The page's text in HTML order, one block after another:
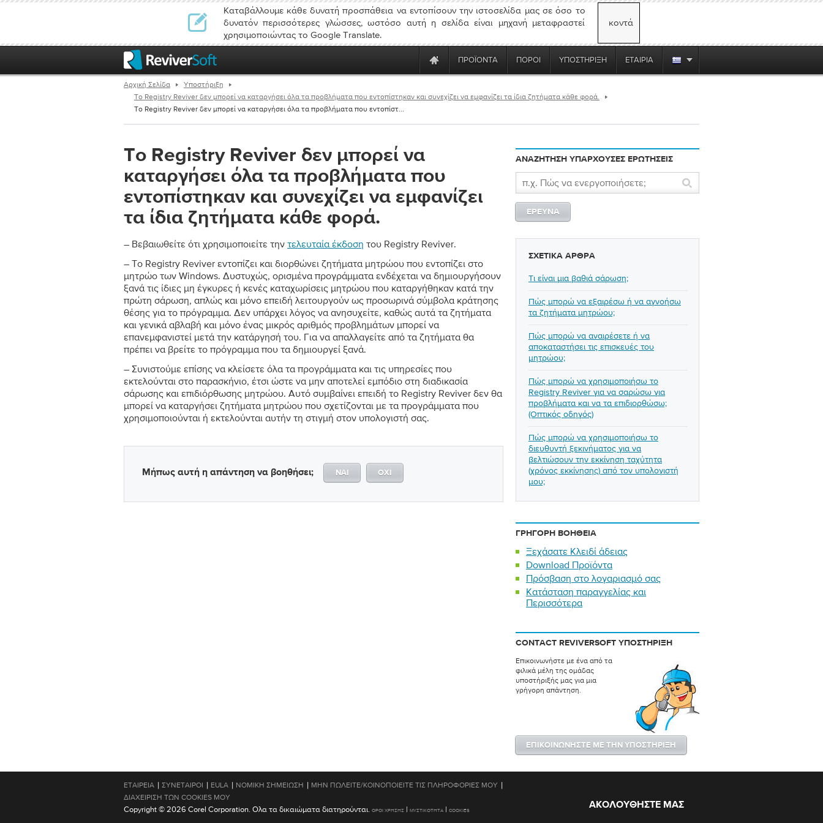
Καταβάλλουμε κάθε δυνατή προσπάθεια να εντοπίσουν την ιστοσελίδα μας σε όσο το
δυνατόν περισσότερες γλώσσες, ωστόσο αυτή η σελίδα είναι μηχανή μεταφραστεί
χρησιμοποιώντας το Google Translate.
κοντά
ΠΡΟΪΌΝΤΑ ΠΌΡΟΙ ΥΠΟΣΤΉΡΙΞΗ ΕΤΑΙΡΊΑ
Αρχική Σελίδα
Υποστήριξη
Το Registry Reviver δεν μπορεί να καταργήσει όλα τα προβλήματα που εντοπίστηκαν και συνεχίζει να εμφανίζει τα ίδια ζητήματα κάθε φορά.
Το Registry Reviver δεν μπορεί να καταργήσει όλα τα προβλήματα που εντοπίστ...
Το Registry Reviver δεν μπορεί να
καταργήσει όλα τα προβλήματα που
εντοπίστηκαν και συνεχίζει να εμφανίζει
τα ίδια ζητήματα κάθε φορά.
– Βεβαιωθείτε ότι χρησιμοποιείτε την τελευταία έκδοση του Registry Reviver.
– Το Registry Reviver εντοπίζει και διορθώνει ζητήματα μητρώου που εντοπίζει στο
μητρώο των Windows. Δυστυχώς, ορισμένα προγράμματα ενδέχεται να δημιουργήσουν
ξανά τις ίδιες μη έγκυρες ή κενές καταχωρίσεις μητρώου που καταργήθηκαν κατά την
πρώτη σάρωση, απλώς και μόνο επειδή λειτουργούν ως προσωρινά σύμβολα κράτησης
θέσης για το πρόγραμμα. Δεν υπάρχει λόγος να ανησυχείτε, καθώς αυτά τα ζητήματα
και γενικά αβλαβή και μόνο ένας μικρός αριθμός προβλημάτων μπορεί να
επανεμφανιστεί μετά την κατάργησή του. Για να απαλλαγείτε από τα ζητήματα θα
πρέπει να βρείτε το πρόγραμμα που τα δημιουργεί ξανά.
– Συνιστούμε επίσης να κλείσετε όλα τα προγράμματα και τις υπηρεσίες που
εκτελούνται στο παρασκήνιο, έτσι ώστε να μην αποτελεί εμπόδιο στη διαδικασία
σάρωσης και επιδιόρθωσης μητρώου. Αυτό συμβαίνει επειδή το Registry Reviver δεν θα
μπορεί να καταργήσει ζητήματα μητρώου που σχετίζονται με τα προγράμματα που
χρησιμοποιούνται ή εκτελούνται αυτήν τη στιγμή στον υπολογιστή σας.
Μήπως αυτή η απάντηση να βοηθήσει; ΝΑΊ ΌΧΙ
ΑΝΑΖΉΤΗΣΗ ΥΠΆΡΧΟΥΣΕΣ ΕΡΩΤΉΣΕΙΣ
ΣΧΕΤΙΚΆ ΆΡΘΡΑ
Τι είναι μια βαθιά σάρωση;
Πώς μπορώ να εξαιρέσω ή να αγνοήσω
τα ζητήματα μητρώου;
Πώς μπορώ να αναιρέσετε ή να
αποκαταστήσει τις επισκευές του
μητρώου;
Πώς μπορώ να χρησιμοποιήσω το
Registry Reviver για να σαρώσω για
προβλήματα και να τα επιδιορθώσω;
(Οπτικός οδηγός)
Πώς μπορώ να χρησιμοποιήσω το
διευθυντή ξεκινήματος για να
βελτιώσουν την εκκίνηση ταχύτητα
(χρόνος εκκίνησης) από τον υπολογιστή
μου;
ΓΡΉΓΟΡΗ ΒΟΉΘΕΙΑ
Ξεχάσατε Κλειδί άδειας
Download Προϊόντα
Πρόσβαση στο λογαριασμό σας
Κατάσταση παραγγελίας και
Περισσότερα
CONTACT REVIVERSOFT ΥΠΟΣΤΉΡΙΞΗ
Επικοινωνήστε με ένα από τα
φιλικά μέλη της ομάδας
υποστήριξής μας για μια
γρήγορη απάντηση.
ΕΠΙΚΟΙΝΩΝΉΣΤΕ ΜΕ ΤΗΝ ΥΠΟΣΤΉΡΙΞΗ
ΕΤΑΙΡΕΊΑ | ΣΥΝΈΤΑΙΡΟΙ | EULA | ΝΟΜΙΚΉ ΣΗΜΕΊΩΣΗ | ΜΗΝ ΠΩΛΕΊΤΕ/ΚΟΙΝΟΠΟΙΕΊΤΕ ΤΙΣ ΠΛΗΡΟΦΟΡΊΕΣ ΜΟΥ |
ΔΙΑΧΕΊΡΙΣΗ ΤΩΝ COOKIES ΜΟΥ
Copyright © 2026 Corel Corporation. Ολα τα δικαιώματα διατηρούνται. ΟΡΟΙ ΧΡΉΣΗΣ | ΜΥΣΤΙΚΌΤΗΤΑ | COOKIES
ΑΚΟΛΟΥΘΉΣΤΕ ΜΑΣ